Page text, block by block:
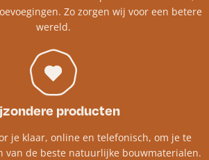
Zo zorgen wij voor een betere
wereld.
producten
je klaar, online en telefonisch, om je te
van de beste natuurlijke bouwmaterialen.